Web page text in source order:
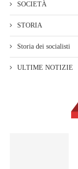
SOCIETÀ
STORIA
Storia dei socialisti
ULTIME NOTIZIE